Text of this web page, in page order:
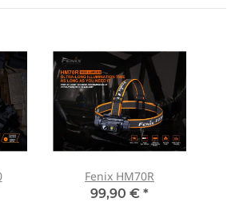
Fenix HM70R
99,90 € *